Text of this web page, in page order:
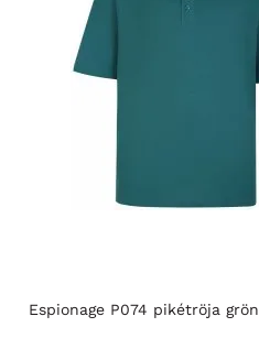
Espionage P074 pikétröja grön